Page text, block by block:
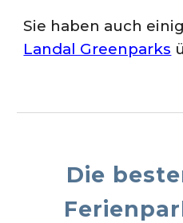
Sie haben auch
Landal Greenparks
Die
Ferienp